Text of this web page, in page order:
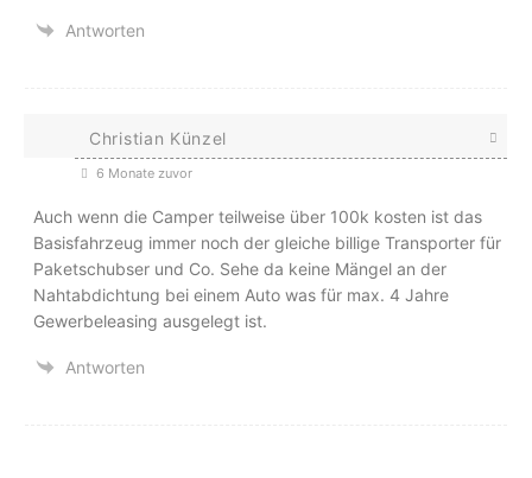
Antworten
Christian Künzel
6 Monate zuvor
Auch wenn die Camper teilweise über 100k kosten ist das
Basisfahrzeug immer noch der gleiche billige Transporter für
Paketschubser und Co. Sehe da keine Mängel an der
Nahtabdichtung bei einem Auto was für max. 4 Jahre
Gewerbeleasing ausgelegt ist.
Antworten